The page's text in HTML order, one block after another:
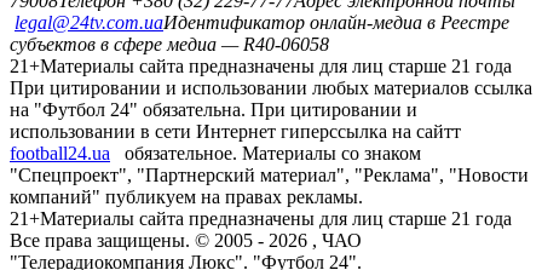
legal@24tv.com.uaИдентификатор онлайн-медиа в Реестре
субъектов в сфере медиа — R40-06058
21+Материалы сайта предназначены для лиц старше 21 года
При цитировании и использовании любых материалов ссылка
на "Футбол 24" обязательна. При цитировании и
использовании в сети Интернет гиперссылка на сайтт
football24.ua
обязательное. Материалы со знаком
"Спецпроект", "Партнерский материал", "Реклама", "Новости
компаний" публикуем на правах рекламы.
21+Материалы сайта предназначены для лиц старше 21 года
Все права защищены. © 2005 - 2026 , ЧАО
"Телерадиокомпания Люкс". "Футбол 24".